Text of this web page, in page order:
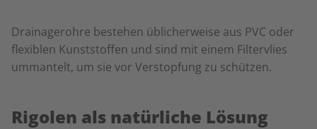
Drainagerohre bestehen üblicherweise aus PVC oder
flexiblen Kunststoffen und sind mit einem Filtervlies
ummantelt, um sie vor Verstopfung zu schützen.
Rigolen als natürliche Lösung